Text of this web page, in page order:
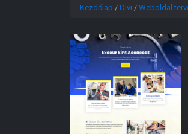
Kezdőlap / Divi / Weboldal